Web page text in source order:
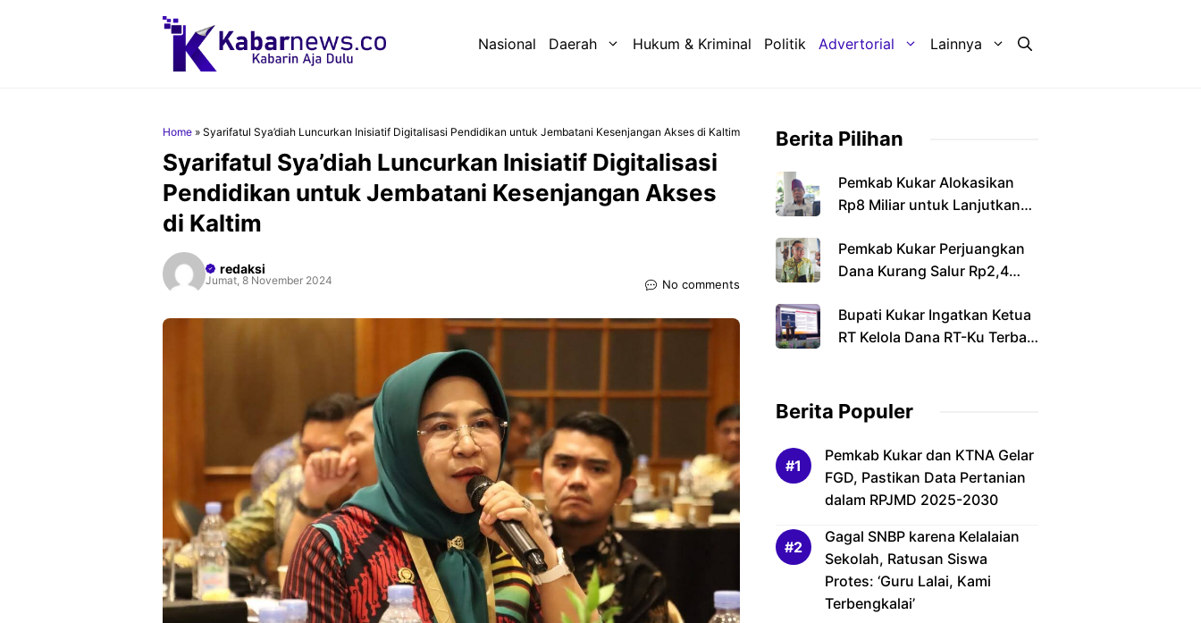
Nasional Daerah Hukum & Kriminal Politik Advertorial Lainnya
Home » Syarifatul Sya’diah Luncurkan Inisiatif Digitalisasi Pendidikan untuk Jembatani Kesenjangan Akses di Kaltim
Syarifatul Sya’diah Luncurkan Inisiatif Digitalisasi
Pendidikan untuk Jembatani Kesenjangan Akses
di Kaltim
redaksi
Jumat, 8 November 2024 No comments
Berita Pilihan
Pemkab Kukar Alokasikan
Rp8 Miliar untuk Lanjutkan
Sebulu
Pemkab Kukar Perjuangkan
Dana Kurang Salur Rp2,4
Bupati Kukar Ingatkan Ketua
RT Kelola Dana RT-Ku Terbaik
Berita Populer
Pemkab Kukar dan KTNA Gelar
FGD, Pastikan Data Pertanian
dalam RPJMD 2025-2030
Gagal SNBP karena Kelalaian
Sekolah, Ratusan Siswa
Protes: ‘Guru Lalai, Kami
Terbengkalai’